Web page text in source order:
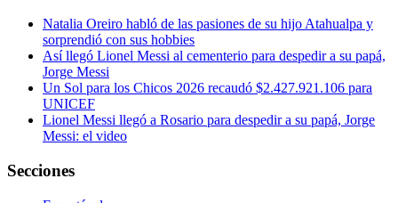
Natalia Oreiro habló de las pasiones de su hijo Atahualpa y
sorprendió con sus hobbies
Así llegó Lionel Messi al cementerio para despedir a su papá,
Jorge Messi
Un Sol para los Chicos 2026 recaudó $2.427.921.106 para
UNICEF
Lionel Messi llegó a Rosario para despedir a su papá, Jorge
Messi: el video
Secciones